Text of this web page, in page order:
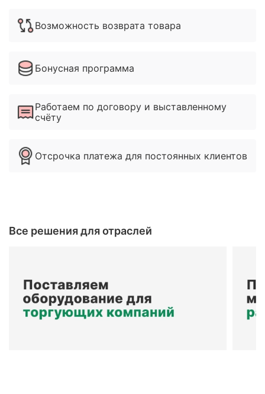
Возможность возврата товара
Бонусная программа
Работаем по договору и выставленному
счёту
Отсрочка платежа для постоянных клиентов
Все решения для отраслей